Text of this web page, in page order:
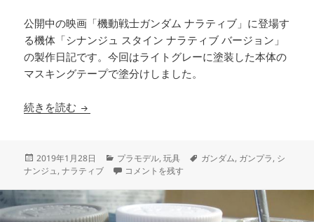
公開中の映画「機動戦士ガンダム ナラティブ」に登場す
る機体「シナンジュ スタイン ナラティブ バージョン」
の製作日記です。今回はライトグレーに塗装した本体の
マスキングテープで塗分けしました。
続きを読む マスキング塗分けと修正 ［HG シナンジュ スタ
投
稿
2019年1月28日
カ
テ
リ
ー
プラモデル,玩具
タ
ガンダム, ガンプラ, シ
ナンジュ,ナラティブ マスキング塗分けと修正 ［HG シナンジュ スタ
コメントを残す